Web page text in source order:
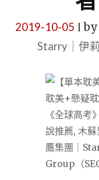
2019-10-05 by
Starry｜伊